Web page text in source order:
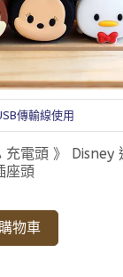
傳輸線使用
充電頭 》 Disney
座頭
物車